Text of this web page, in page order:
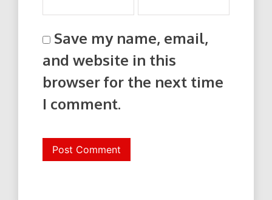
Save my name, email,
and website in this
browser for the next time
I comment.